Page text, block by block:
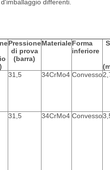
differenti.
Pressione
di prova
(barra)
MaterialeForma
inferiore
31,5 34CrMo4 Convesso
31,5 34CrMo4 Convesso